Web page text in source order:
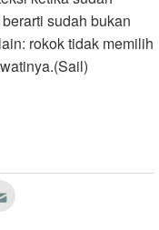
sudah bukan
rokok tidak memilih